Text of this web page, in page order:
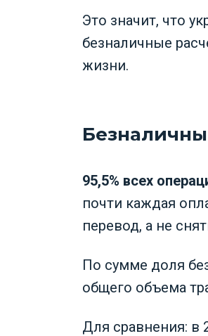
Это значит, что
безналичные
жизни.
95,5% всех
почти каждая
перевод, а не
По сумме доля
общего объема
Для сравнения: в